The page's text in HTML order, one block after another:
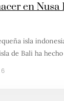
en Nusa
isla
de Bali ha